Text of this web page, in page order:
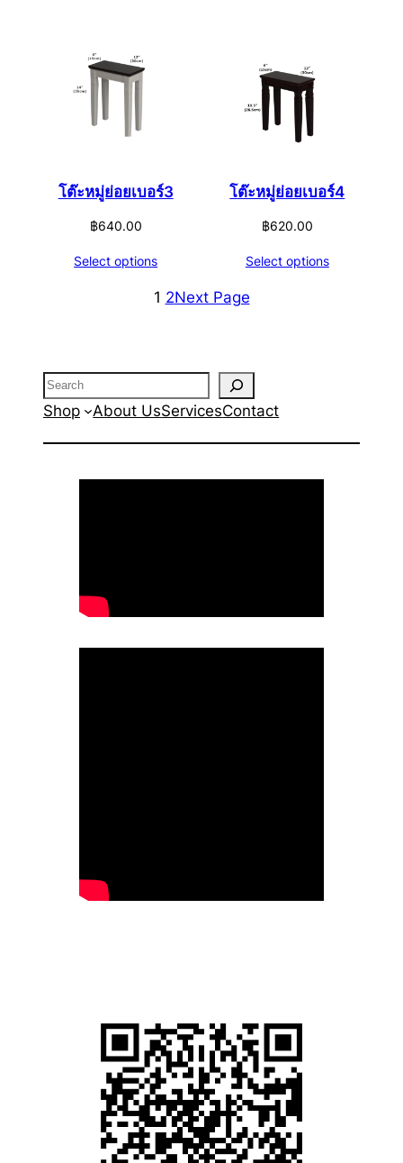
โต๊ะหมู่ย่อยเบอร์3
฿640.00
Select options
โต๊ะหมู่ย่อยเบอร์4
฿620.00
Select options
1 2Next Page
Search
Shop
About UsServicesContact